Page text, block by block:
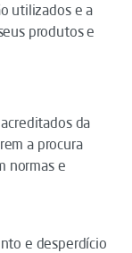
utilizados e a
produtos e
da
a procura
normas e
e desperdício